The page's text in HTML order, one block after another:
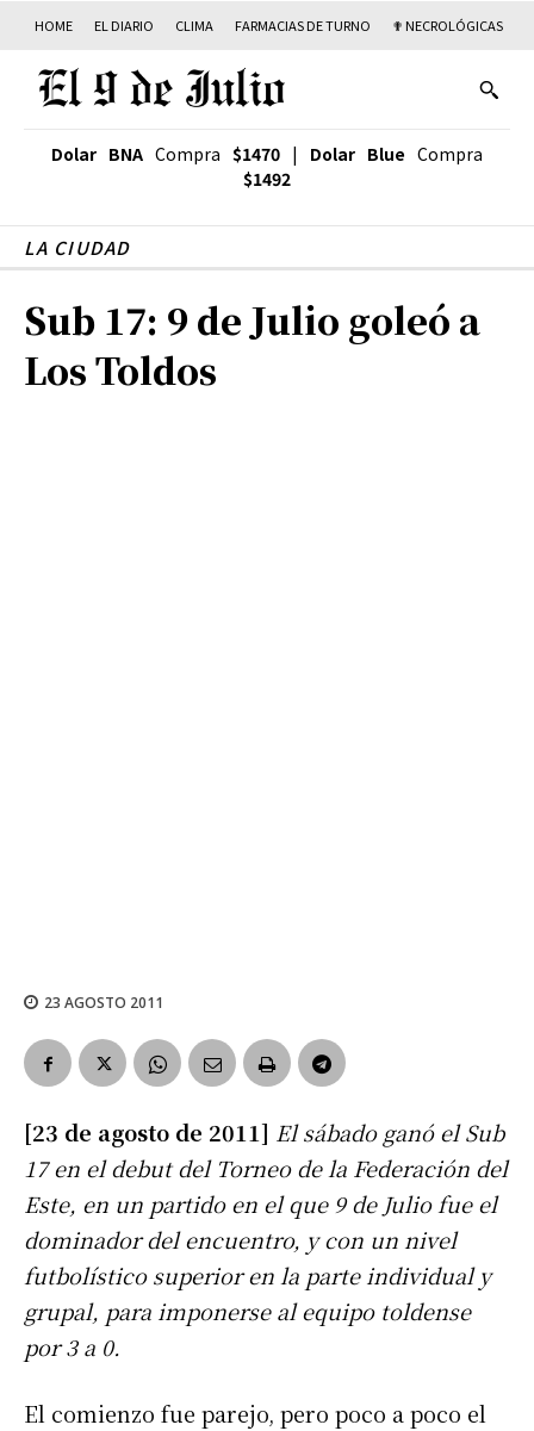
HOME EL DIARIO CLIMA FARMACIAS DE TURNO ✟ NECROLÓGICAS
Dolar BNA Compra $1470 | Dolar Blue Compra
$1492
LA CIUDAD
Sub 17: 9 de Julio goleó a
Los Toldos
23 AGOSTO 2011
[23 de agosto de 2011] El sábado ganó el Sub
17 en el debut del Torneo de la Federación del
Este, en un partido en el que 9 de Julio fue el
dominador del encuentro, y con un nivel
futbolístico superior en la parte individual y
grupal, para imponerse al equipo toldense
por 3 a 0.
El comienzo fue parejo, pero poco a poco el